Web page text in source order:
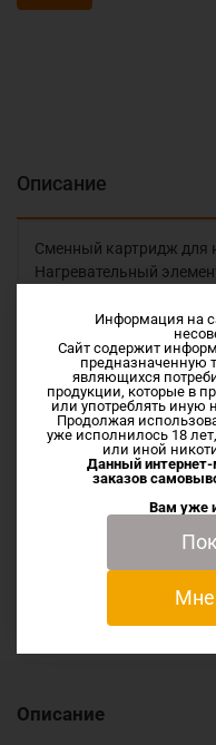
Описание
Сменный картридж для
Нагревательный
Рекомендуем
Vg/Pg 50/50 или 60/40
Купить оригинальные
3мл в нашем интернет-
быстро через СДЭК или
Характеристики
Описание
Информация на
Сайт содержит
предназначенную
являющихся
продукции, которые в
или употреблять
Продолжая
уже исполнилось 18
или иной
Данный интернет-
заказов
Вам уже
Мне